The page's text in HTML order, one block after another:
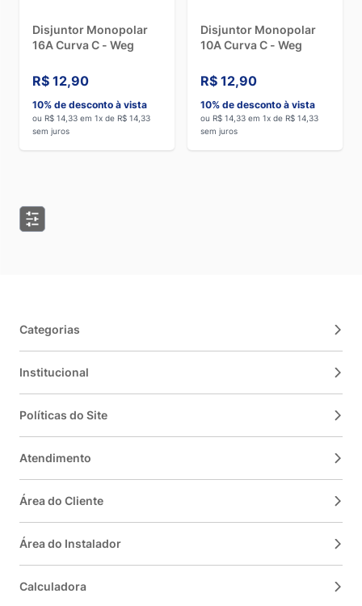
Disjuntor Monopolar
16A Curva C - Weg
R$ 12,90
10% de desconto à vista
ou R$ 14,33 em 1x de R$ 14,33
sem juros
Disjuntor Monopolar
10A Curva C - Weg
R$ 12,90
10% de desconto à vista
ou R$ 14,33 em 1x de R$ 14,33
sem juros
Categorias
Institucional
Políticas do Site
Atendimento
Área do Cliente
Área do Instalador
Calculadora